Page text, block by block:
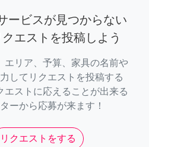
ービスが見つからない
エストを投稿しよう
エリア、予算、家具の名前や
してリクエストを投稿する
エストに応えることが出来る
ーから応募が来ます！
リクエストをする